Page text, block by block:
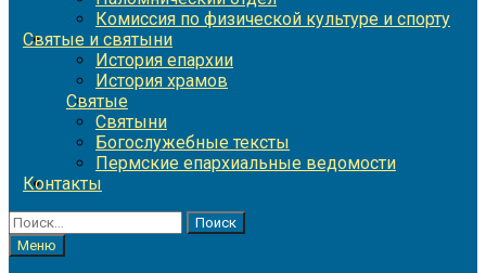
Комиссия по физической культуре и спорту
Святые и святыни
История епархии
История храмов
Святые
Святыни
Богослужебные тексты
Пермские епархиальные ведомости
Контакты
Найти:
Меню